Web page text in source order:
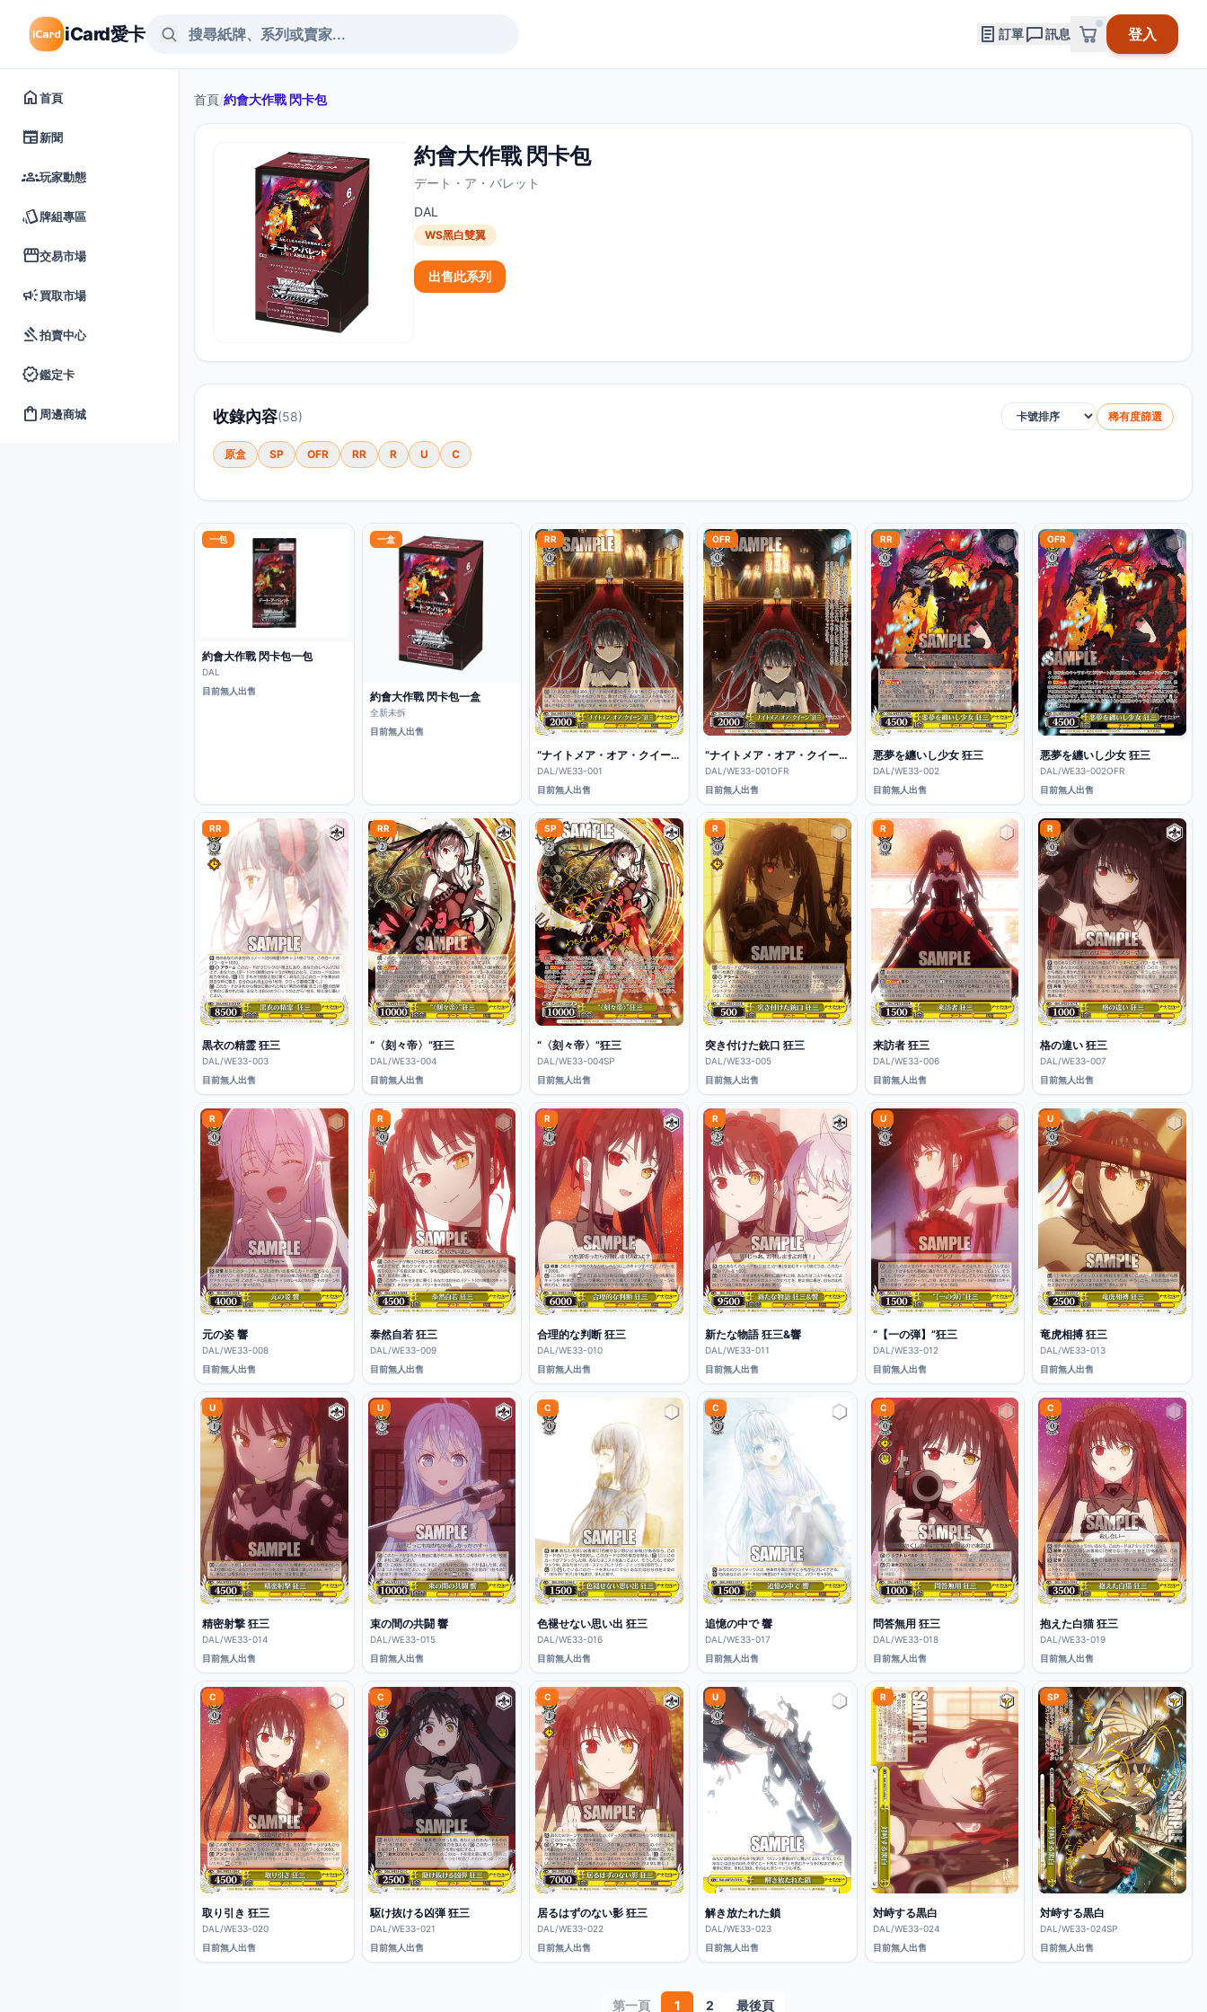
iCard愛卡 訂單 訊息 登入
home首頁
newspaper新聞
groups玩家動態
style牌組專區
storefront交易市場
campaign買取市場
gavel拍賣中心
verified鑑定卡
shopping_bag 周邊商城
首頁/約會大作戰 閃卡包
約會大作戰 閃卡包
デート・ア・バレット
DAL
WS黑白雙翼
出售此系列
收錄內容(58)
排序方式
稀有度篩選
原盒 SP OFR RR R U C
一包
約會大作戰 閃卡包一包
DAL
目前無人出售
一盒
約會大作戰 閃卡包一盒
全新未拆
目前無人出售
RR
“ナイトメア・オア・クイーン”狂三
DAL/WE33-001
目前無人出售
OFR
“ナイトメア・オア・クイーン”狂三
DAL/WE33-001OFR
目前無人出售
RR
悪夢を纏いし少女 狂三
DAL/WE33-002
目前無人出售
OFR
悪夢を纏いし少女 狂三
DAL/WE33-002OFR
目前無人出售
RR
黒衣の精霊 狂三
DAL/WE33-003
目前無人出售
RR
“〈刻々帝〉”狂三
DAL/WE33-004
目前無人出售
SP
“〈刻々帝〉”狂三
DAL/WE33-004SP
目前無人出售
R
突き付けた銃口 狂三
DAL/WE33-005
目前無人出售
R
来訪者 狂三
DAL/WE33-006
目前無人出售
R
格の違い 狂三
DAL/WE33-007
目前無人出售
R
元の姿 響
DAL/WE33-008
目前無人出售
R
泰然自若 狂三
DAL/WE33-009
目前無人出售
R
合理的な判断 狂三
DAL/WE33-010
目前無人出售
R
新たな物語 狂三&響
DAL/WE33-011
目前無人出售
U
“【一の弾】”狂三
DAL/WE33-012
目前無人出售
U
竜虎相搏 狂三
DAL/WE33-013
目前無人出售
U
精密射撃 狂三
DAL/WE33-014
目前無人出售
U
束の間の共闘 響
DAL/WE33-015
目前無人出售
C
色褪せない思い出 狂三
DAL/WE33-016
目前無人出售
C
追憶の中で 響
DAL/WE33-017
目前無人出售
C
問答無用 狂三
DAL/WE33-018
目前無人出售
C
抱えた白猫 狂三
DAL/WE33-019
目前無人出售
C
取り引き 狂三
DAL/WE33-020
目前無人出售
C
駆け抜ける凶弾 狂三
DAL/WE33-021
目前無人出售
C
居るはずのない影 狂三
DAL/WE33-022
目前無人出售
U
解き放たれた鎖
DAL/WE33-023
目前無人出售
R
対峙する黒白
DAL/WE33-024
目前無人出售
SP
対峙する黒白
DAL/WE33-024SP
目前無人出售
第一頁 1 2 最後頁